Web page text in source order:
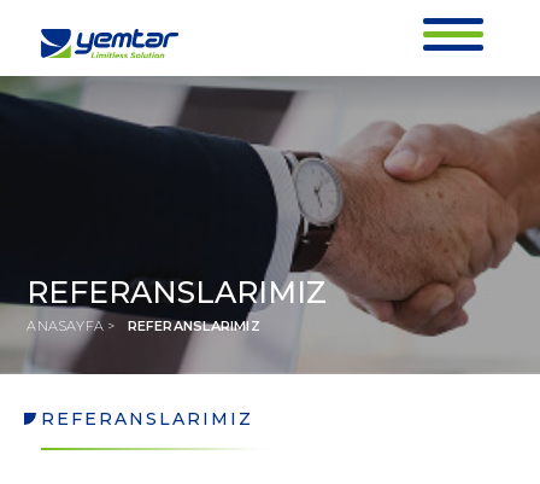
REFERANSLARIMIZ
ANASAYFA > REFERANSLARIMIZ
REFERANSLARIMIZ
REFERANSLARIMIZ